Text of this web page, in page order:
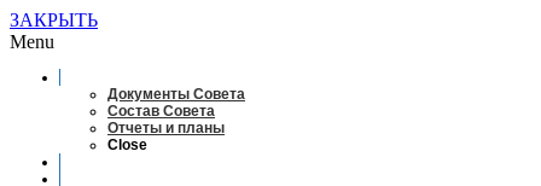
ЗАКРЫТЬ
Menu
Документы Совета
Состав Совета
Отчеты и планы
Close